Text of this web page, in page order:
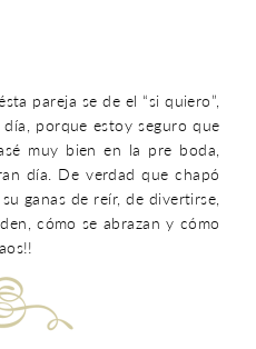
pareja se de el “si quiero”,
porque estoy seguro que
muy bien en la pre boda,
día. De verdad que chapó
ganas de reír, de divertirse,
cómo se abrazan y cómo